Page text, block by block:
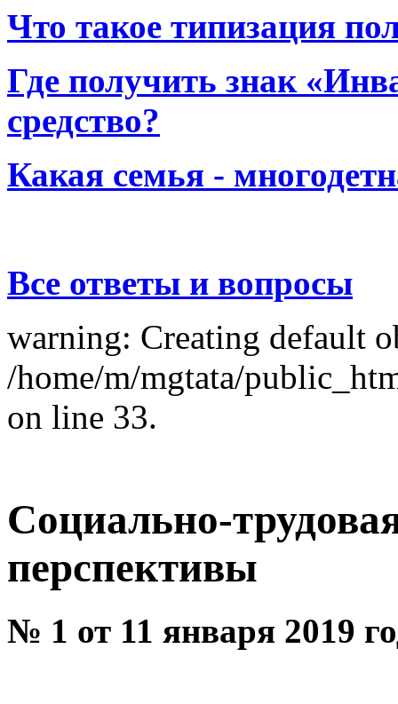
Что такое типизация
Где получить знак
средство?
Какая семья -
Все ответы и вопросы
warning: Creating default
/home/m/mgtata/
on line 33.
Социально-
перспективы
№ 1 от 11 января 2019